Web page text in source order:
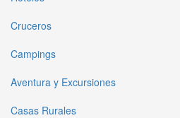
Cruceros
Campings
Aventura y Excursiones
Casas Rurales